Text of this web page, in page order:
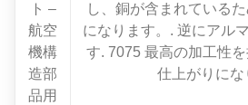
ト –
航空
機構
造部
品用
し、銅が含まれている
になります。. 逆にアル
す. 7075 最高の加工性
仕上がりにな